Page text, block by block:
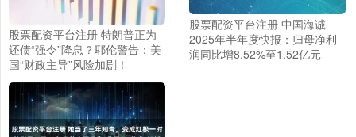
股票配资平台注册 特朗普正为
还债“强令”降息？耶伦警告：美
国“财政主导”风险加剧！
股票配资平台注册 中国海诚
2025年半年度快报：归母净利
润同比增8.52%至1.52亿元